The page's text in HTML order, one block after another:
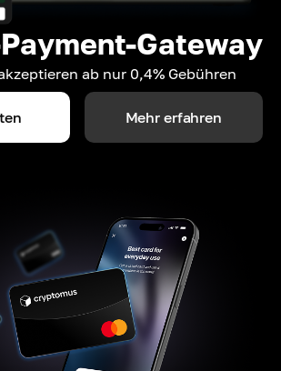
Gateway
ab nur 0,4% Gebühren
Mehr erfahren